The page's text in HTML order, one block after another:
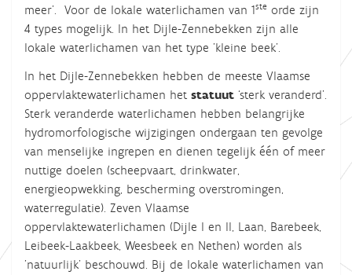
meer'. Voor de lokale waterlichamen van 1ste orde zijn
4 types mogelijk. In het Dijle-Zennebekken zijn alle
lokale waterlichamen van het type 'kleine beek'.
In het Dijle-Zennebekken hebben de meeste Vlaamse
oppervlaktewaterlichamen het statuut ‘sterk veranderd’.
Sterk veranderde waterlichamen hebben belangrijke
hydromorfologische wijzigingen ondergaan ten gevolge
van menselijke ingrepen en dienen tegelijk één of meer
nuttige doelen (scheepvaart, drinkwater,
energieopwekking, bescherming overstromingen,
waterregulatie). Zeven Vlaamse
oppervlaktewaterlichamen (Dijle I en II, Laan, Barebeek,
Leibeek-Laakbeek, Weesbeek en Nethen) worden als
'natuurlijk' beschouwd. Bij de lokale waterlichamen van